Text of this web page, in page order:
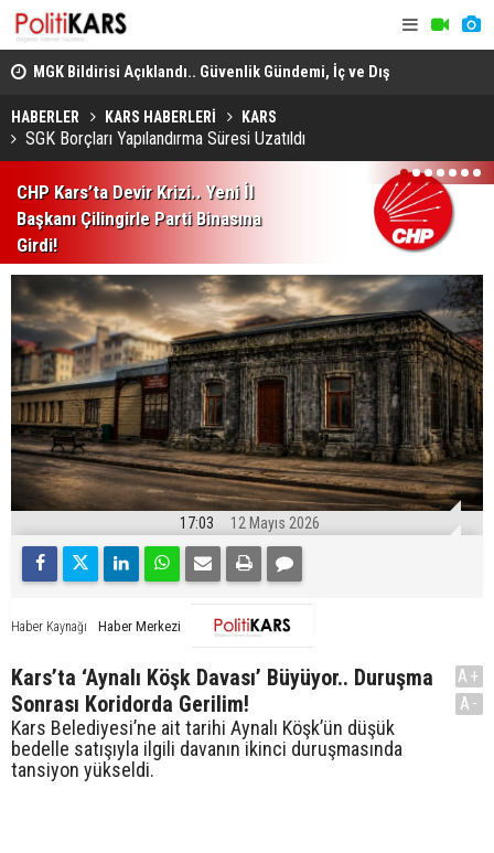
MGK Bildirisi Açıklandı.. Güvenlik Gündemi, İç ve Dış
Politika Başlıkları Değerlendirildi!
HABERLER KARS HABERLERİ KARS
SGK Borçları Yapılandırma Süresi Uzatıldı
CHP Kars’ta Devir Krizi.. Yeni İl
Başkanı Çilingirle Parti Binasına
Girdi!
1 2 3 4 5 6 7
17:03 12 Mayıs 2026
Haber Kaynağı Haber Merkezi
Kars’ta ‘Aynalı Köşk Davası’ Büyüyor.. Duruşma
Sonrası Koridorda Gerilim!
Kars Belediyesi’ne ait tarihi Aynalı Köşk’ün düşük
bedelle satışıyla ilgili davanın ikinci duruşmasında
tansiyon yükseldi.
A+
A-